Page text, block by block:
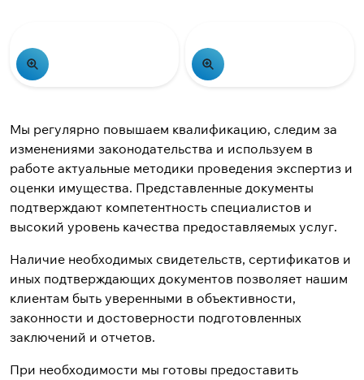
Мы регулярно повышаем квалификацию, следим за
изменениями законодательства и используем в
работе актуальные методики проведения экспертиз и
оценки имущества. Представленные документы
подтверждают компетентность специалистов и
высокий уровень качества предоставляемых услуг.
Наличие необходимых свидетельств, сертификатов и
иных подтверждающих документов позволяет нашим
клиентам быть уверенными в объективности,
законности и достоверности подготовленных
заключений и отчетов.
При необходимости мы готовы предоставить